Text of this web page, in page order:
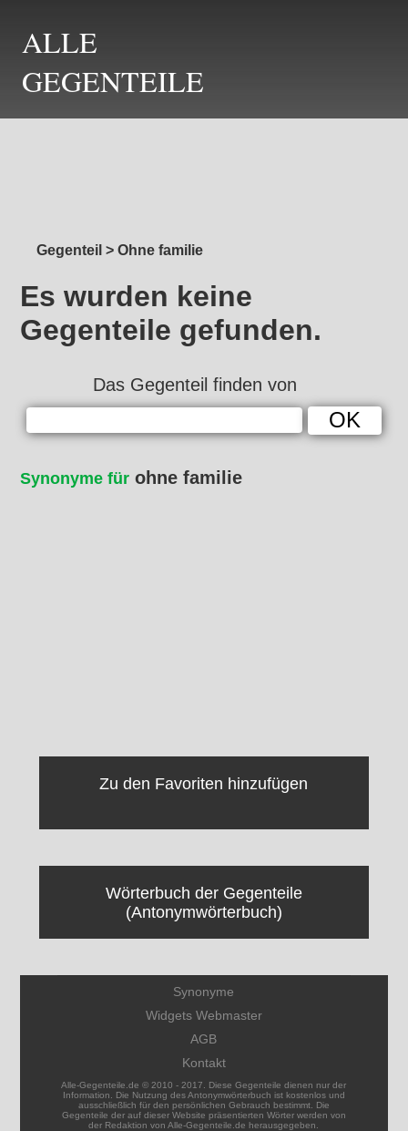
ALLE
GEGENTEILE
Gegenteil > Ohne familie
Es wurden keine
Gegenteile gefunden.
Das Gegenteil finden von
Synonyme für ohne familie
Zu den Favoriten hinzufügen
Wörterbuch der Gegenteile
(Antonymwörterbuch)
Synonyme
Widgets Webmaster
AGB
Kontakt
Alle-Gegenteile.de © 2010 - 2017. Diese Gegenteile dienen nur der
Information. Die Nutzung des Antonymwörterbuch ist kostenlos und
ausschließlich für den persönlichen Gebrauch bestimmt. Die
Gegenteile der auf dieser Website präsentierten Wörter werden von
der Redaktion von Alle-Gegenteile.de herausgegeben.